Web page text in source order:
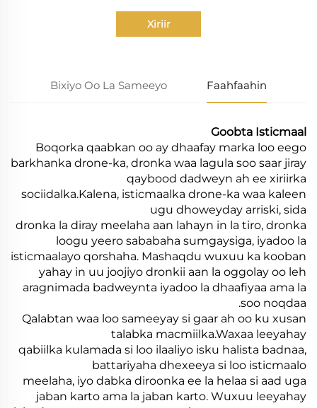
Xiriir
Faahfaahin
Bixiyo Oo La Sameeyo
Goobta Isticmaal
Boqorka qaabkan oo ay dhaafay marka loo eego
barkhanka drone-ka, dronka waa lagula soo saar jiray
qaybood dadweyn ah ee xiriirka
sociidalka.Kalena, isticmaalka drone-ka waa kaleen
ugu dhoweyday arriski, sida
dronka la diray meelaha aan lahayn in la tiro, dronka
loogu yeero sababaha sumgaysiga, iyadoo la
isticmaalayo qorshaha. Mashaqdu wuxuu ka kooban
yahay in uu joojiyo dronkii aan la oggolay oo leh
aragnimada badweynta iyadoo la dhaafiyaa ama la
soo noqdaa.
Qalabtan waa loo sameeyay si gaar ah oo ku xusan
talabka macmiilka.Waxaa leeyahay
qabiilka kulamada si loo ilaaliyo isku halista badnaa,
battariyaha dhexeeya si loo isticmaalo
meelaha, iyo dabka diroonka ee la helaa si aad uga
jaban karto ama la jaban karto. Wuxuu leeyahay